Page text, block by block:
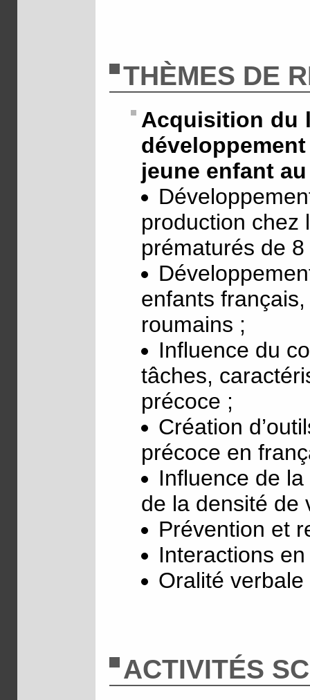
THÈMES DE
Acquisition du
jeune enfant
production chez
prématurés de
enfants
roumains ;
Influence du
tâches,
précoce ;
Création
précoce en
Influence de
de la densité de
Prévention et
Interactions
Oralité
ACTIVITÉS